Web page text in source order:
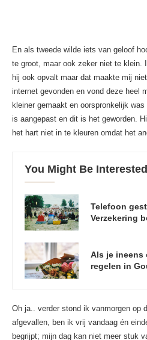
En als tweede wilde iets van geloof
te groot, maar ook zeker niet te klein.
hij ook opvalt maar dat maakte mij
internet gevonden en vond deze heel
kleiner gemaakt en oorspronkelijk
is aangepast en dit is het geworden.
het hart niet in te kleuren omdat het
You Might Be
Telefoon
Verzekering
Als je ineens
regelen in
Oh ja.. verder stond ik vanmorgen op
afgevallen, ben ik vrij vandaag én
begrijpt; mijn dag kan niet meer stuk